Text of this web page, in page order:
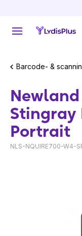
Barcode- &
Stingray
Portrait
NLS-NQUIRE700-W4-